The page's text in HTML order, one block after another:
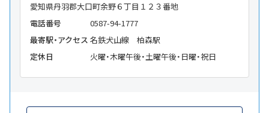
愛知県丹羽郡大口町余野６丁目１２３番地
電話番号
0587-94-1777
最寄駅・アクセス 名鉄犬山線 柏森駅
定休日
火曜・木曜午後・土曜午後・日曜・祝日